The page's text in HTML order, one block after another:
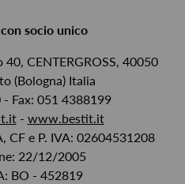
socio unico
CENTERGROSS, 40050
(Bologna) Italia
Fax: 051 4388199
- www.bestit.it
CF e P. IVA: 02604531208
22/12/2005
BO - 452819